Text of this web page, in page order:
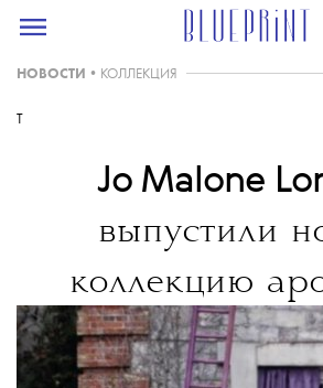
НОВОСТИ • КОЛЛЕКЦИЯ
T
Jo Malone
выпустили
коллекцию
British